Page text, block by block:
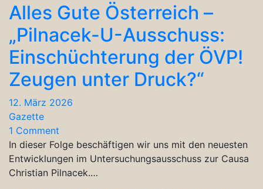
Alles Gute Österreich –
„Pilnacek-U-Ausschuss:
Einschüchterung der ÖVP!
Zeugen unter Druck?“
12. März 2026
Gazette
1 Comment
In dieser Folge beschäftigen wir uns mit den neuesten
Entwicklungen im Untersuchungsausschuss zur Causa
Christian Pilnacek.…